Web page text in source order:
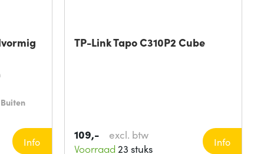
Buiten
Info
TP-Link Tapo C310P2 Cube
109,-
excl. btw
Voorraad 23 stuks
Info